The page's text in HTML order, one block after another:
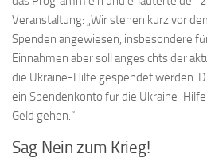
Veranstaltung: „Wir stehen kurz vor
Spenden angewiesen, insbesondere
Einnahmen aber soll angesichts der
die Ukraine-Hilfe gespendet werden.
ein Spendenkonto für die Ukraine-
Geld gehen.“
Sag Nein zum Krieg!